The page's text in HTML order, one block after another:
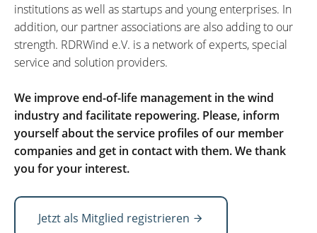
institutions as well as startups and young enterprises. In
addition, our partner associations are also adding to our
strength. RDRWind e.V. is a network of experts, special
service and solution providers.
We improve end-of-life management in the wind
industry and facilitate repowering. Please, inform
yourself about the service profiles of our member
companies and get in contact with them. We thank
you for your interest.
Jetzt als Mitglied registrieren